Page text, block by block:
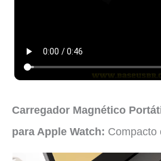
Carregador Magnético
para Apple Watch: Compacto